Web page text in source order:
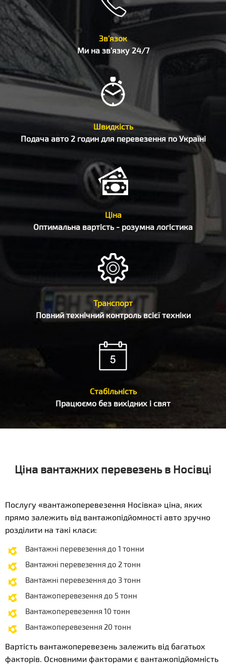
Зв'язок
Ми на зв'язку 24/7
Швидкість
Подача авто 2 годин для перевезення по Україні
Ціна
Оптимальна вартість - розумна логістика
Транспорт
Повний технічний контроль всієї техніки
Стабільність
Працюємо без вихідних і свят
Ціна вантажних перевезень в Носівці
Послугу «вантажоперевезення Носівка» ціна, яких
прямо залежить від вантажопідйомності авто зручно
розділити на такі класи:
Вантажні перевезення до 1 тонни
Вантажні перевезення до 2 тонн
Вантажні перевезення до 3 тонн
Вантажоперевезення до 5 тонн
Вантажоперевезення 10 тонн
Вантажоперевезення 20 тонн
Вартість вантажоперевезень залежить від багатьох
факторів. Основними факторами є вантажопідйомність